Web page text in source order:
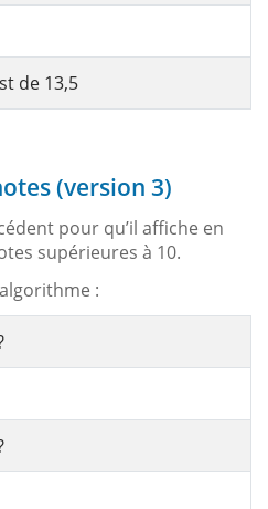
de 13,5
(version 3)
pour qu’il affiche en
supérieures à 10.
: